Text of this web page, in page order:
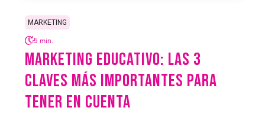
MARKETING
5 min.
MARKETING EDUCATIVO: LAS 3
CLAVES MÁS IMPORTANTES PARA
TENER EN CUENTA